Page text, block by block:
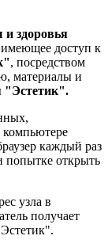
и здоровья
доступ к
, посредством
материалы и
"Эстетик".
каждый раз
попытке открыть
узла в
получает